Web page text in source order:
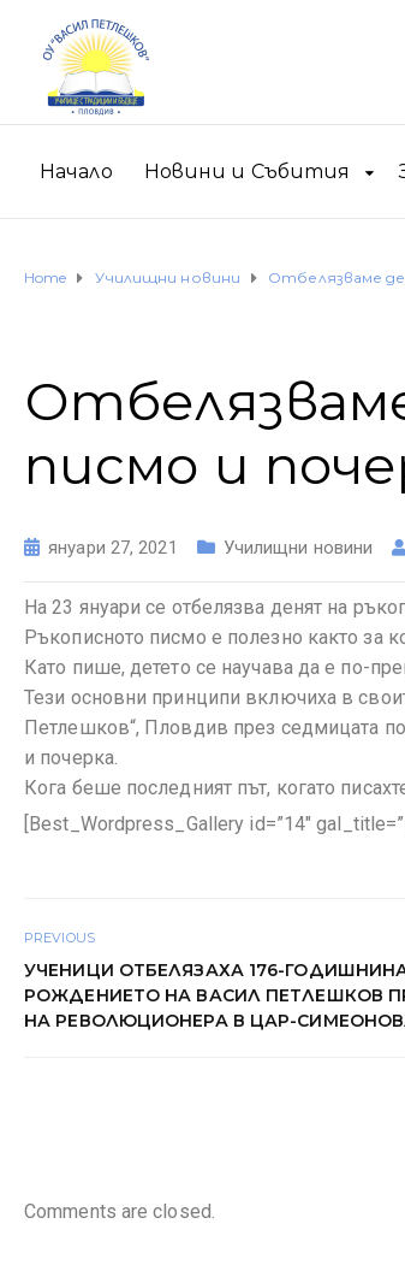
Начало Новини и Събития
Home Училищни новини Отбелязваме
писмо и
януари 27, 2021 Училищни новини
На 23 януари се отбелязва денят на
Ръкописното писмо е полезно както за
Като пише, детето се научава да е по-
Тези основни принципи включиха в
Петлешков“, Пловдив през седмицата
и почерка.
Кога беше последният път, когато
[Best_Wordpress_Gallery id=”14″
PREVIOUS
УЧЕНИЦИ ОТБЕЛЯЗАХА 176-
РОЖДЕНИЕТО НА ВАСИЛ ПЕТЛЕШКОВ
НА РЕВОЛЮЦИОНЕРА В ЦАР-
Comments are closed.